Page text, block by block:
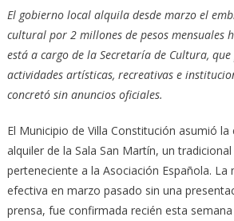
El gobierno local alquila desde marzo el
cultural por 2 millones de pesos mensuales
está a cargo de la Secretaría de Cultura,
actividades artísticas, recreativas e
concretó sin anuncios oficiales.
El Municipio de Villa Constitución asumió
alquiler de la Sala San Martín, un
perteneciente a la Asociación Española. La
efectiva en marzo pasado sin una
prensa, fue confirmada recién esta